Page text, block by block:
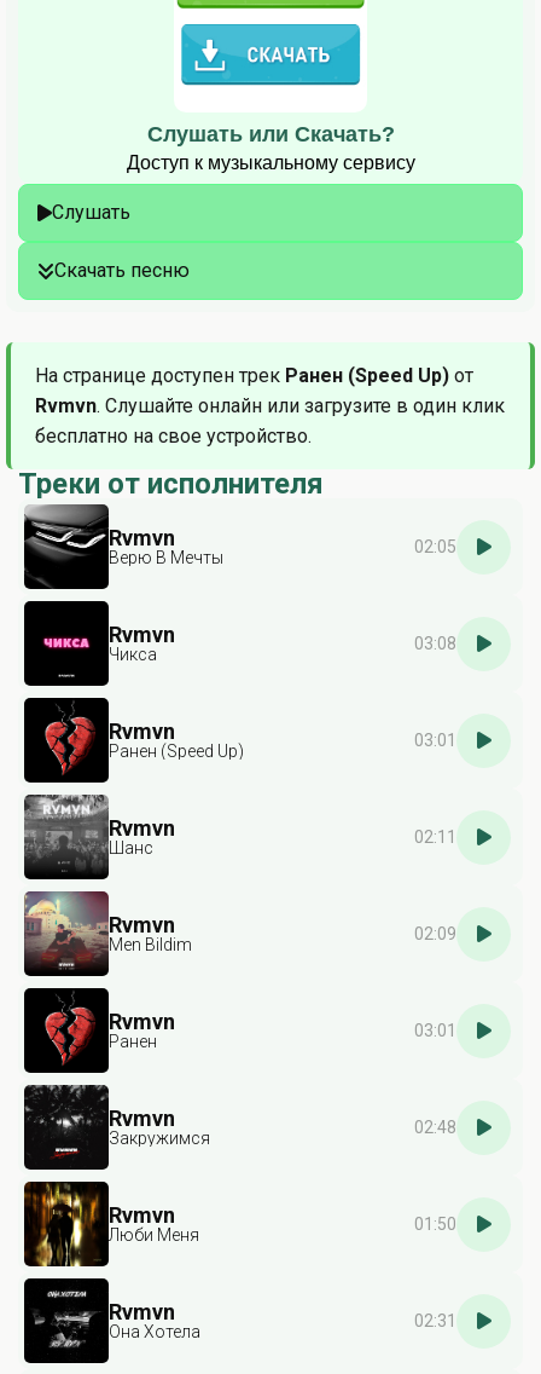
Слушать или Скачать?
Доступ к музыкальному сервису
Слушать
Скачать песню
На странице доступен трек Ранен (Speed Up) от
Rvmvn. Слушайте онлайн или загрузите в один клик
бесплатно на свое устройство.
Треки от исполнителя
Rvmvn
Верю В Мечты
02:05
Rvmvn
Чикса
03:08
Rvmvn
Ранен (Speed Up)
03:01
Rvmvn
Шанс
02:11
Rvmvn
Men Bildim
02:09
Rvmvn
Ранен
03:01
Rvmvn
Закружимся
02:48
Rvmvn
Люби Меня
01:50
Rvmvn
Она Хотела
02:31